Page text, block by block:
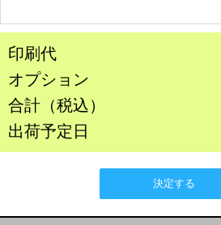
印刷代
オプション
合計（税込）
出荷予定日
決定する